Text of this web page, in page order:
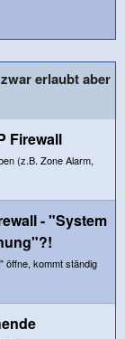
erlaubt aber
Firewall
(z.B. Zone Alarm,
- "System
öffne, kommt ständig